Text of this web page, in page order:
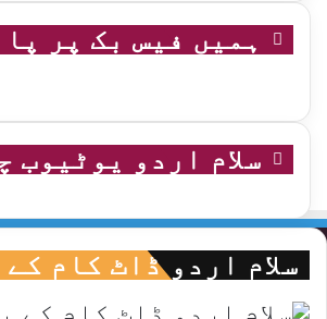
ہمیں فیس بک پر
سلام اردو یوٹیوب
سلام اردو ڈاٹ کام